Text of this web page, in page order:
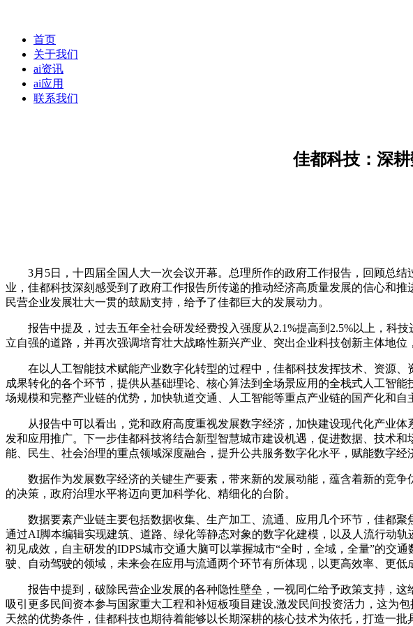
首页
关于我们
ai资讯
ai应用
联系我们
佳都科技：深
3月5日，十四届全国人大一次会议开幕。总理所作的政府工作报告，回顾总结
业，佳都科技深刻感受到了政府工作报告所传递的推动经济高质量发展的信心和
民营企业发展壮大一贯的鼓励支持，给予了佳都巨大的发展动力。
报告中提及，过去五年全社会研发经费投入强度从2.1%提高到2.5%以上，科技
立自强的道路，并再次强调培育壮大战略性新兴产业、突出企业科技创新主体地位
在以人工智能技术赋能产业数字化转型的过程中，佳都科技发挥技术、资源、
成果转化的各个环节，提供从基础理论、核心算法到全场景应用的全栈式人工智
场规模和完整产业链的优势，加快轨道交通、人工智能等重点产业链的国产化和
从报告中可以看出，党和政府高度重视发展数字经济，加快建设现代化产业体
发和应用推广。下一步佳都科技将结合新型智慧城市建设机遇，促进数据、技术
能、民生、社会治理的重点领域深度融合，提升公共服务数字化水平，赋能数字经
数据作为发展数字经济的关键生产要素，带来新的发展动能，蕴含着新的竞争
的决策，政府治理水平将迈向更加科学化、精细化的台阶。
数据要素产业链主要包括数据收集、生产加工、流通、应用几个环节，佳都聚
通过AI脚本编辑实现建筑、道路、绿化等静态对象的数字化建模，以及人流行动
初见成效，自主研发的IDPS城市交通大脑可以掌握城市“全时，全域，全量”的交
驶、自动驾驶的领域，未来会在应用与流通两个环节有所体现，以更高效率、更
报告中提到，破除民营企业发展的各种隐性壁垒，一视同仁给予政策支持，这
吸引更多民间资本参与国家重大工程和补短板项目建设,激发民间投资活力，这为
天然的优势条件，佳都科技也期待着能够以长期深耕的核心技术为依托，打造一